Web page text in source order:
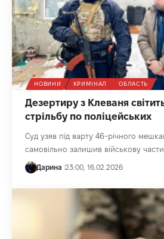
НОВИНИ КРИМІНАЛ ОБЛАСТЬ
Дезертиру з Клеваня
стрільбу по поліцейських
Суд узяв під варту 46-річного
самовільно залишив військову
Дарина 23:00, 16.02.2026